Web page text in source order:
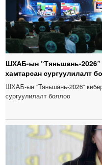
ШХАБ-ын “Тяньшань-2026”
хамтарсан сургуулилалт
ШХАБ-ын “Тяньшань-2026”
сургуулилалт боллоо